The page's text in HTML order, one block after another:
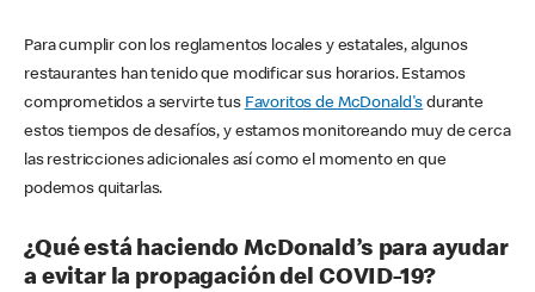
Para cumplir con los reglamentos locales y estatales, algunos
restaurantes han tenido que modificar sus horarios. Estamos
comprometidos a servirte tus Favoritos de McDonald's durante
estos tiempos de desafíos, y estamos monitoreando muy de cerca
las restricciones adicionales así como el momento en que
podemos quitarlas.
¿Qué está haciendo McDonald’s para ayudar
a evitar la propagación del COVID-19?